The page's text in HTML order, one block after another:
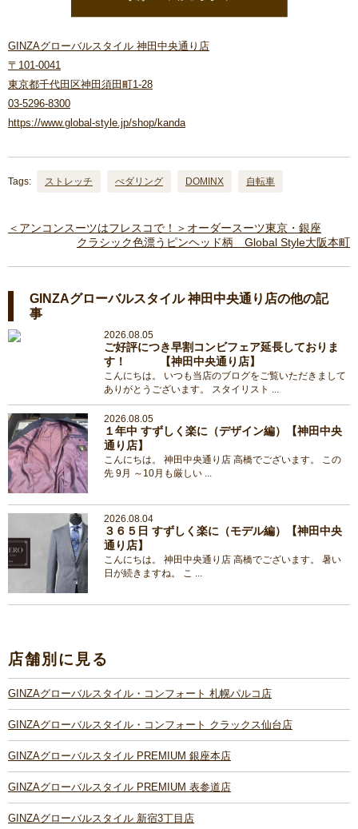
GINZAグローバルスタイル 神田中央通り店
〒101-0041
東京都千代田区神田須田町1-28
03-5296-8300
https://www.global-style.jp/shop/kanda
Tags: ストレッチ ぺダリング DOMINX 自転車
＜アンコンスーツはフレスコで！＞オーダースーツ東京・銀座
クラシック色漂うピンヘッド柄 Global Style大阪本町
GINZAグローバルスタイル 神田中央通り店の他の記
事
2026.08.05
ご好評につき早割コンビフェア延長しておりま
す！ 【神田中央通り店】
こんにちは。 いつも当店のブログをご覧いただきまして
ありがとうございます。 スタイリスト ...
2026.08.05
１年中 すずしく楽に（デザイン編）【神田中央
通り店】
こんにちは。 神田中央通り店 高橋でございます。 この
先 9月 ～10月も厳しい ...
2026.08.04
３６５日 すずしく楽に（モデル編）【神田中央
通り店】
こんにちは。 神田中央通り店 高橋でございます。 暑い
日が続きますね。 こ ...
店舗別に見る
GINZAグローバルスタイル・コンフォート 札幌パルコ店
GINZAグローバルスタイル・コンフォート クラックス仙台店
GINZAグローバルスタイル PREMIUM 銀座本店
GINZAグローバルスタイル PREMIUM 表参道店
GINZAグローバルスタイル 新宿3丁目店